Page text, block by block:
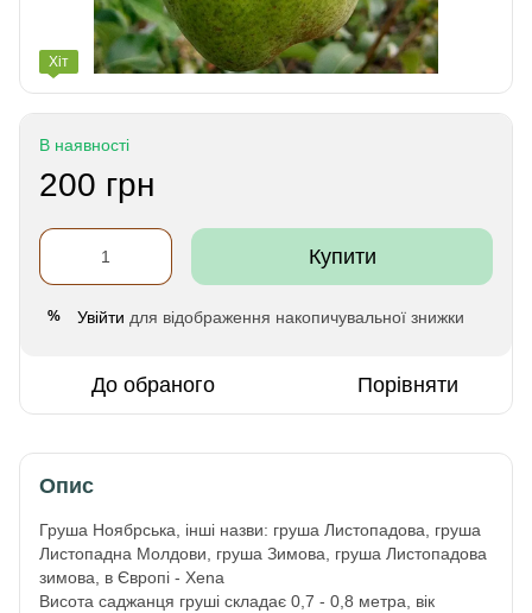
Хіт
В наявності
200 грн
Купити
% Увійти для відображення накопичувальної знижки
До обраного Порівняти
Опис
Груша Ноябрська, інші назви: груша Листопадова, груша
Листопадна Молдови, груша Зимова, груша Листопадова
зимова, в Європі - Xena
Висота саджанця груші складає 0,7 - 0,8 метра, вік